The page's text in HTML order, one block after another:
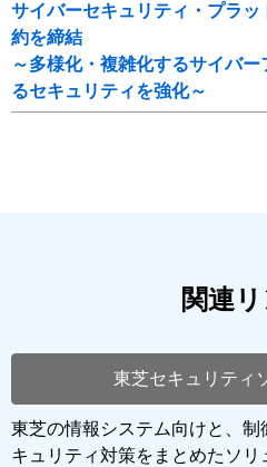
サイバーセキュリティ・プラ
約を締結
～多様化・複雑化するサイバ
るセキュリティを強化～
関連
東芝セキュリティ
東芝の情報システム向けと、
キュリティ対策をまとめたソ